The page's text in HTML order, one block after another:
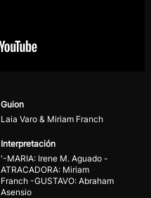
Guion
Laia Varo & Miriam Franch
Interpretación
'-MARIA: Irene M. Aguado -
ATRACADORA: Miriam
Franch -GUSTAVO: Abraham
Asensio